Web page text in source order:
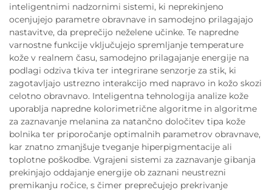
inteligentnimi nadzornimi sistemi, ki neprekinjeno
ocenjujejo parametre obravnave in samodejno prilagajajo
nastavitve, da preprečijo neželene učinke. Te napredne
varnostne funkcije vključujejo spremljanje temperature
kože v realnem času, samodejno prilagajanje energije na
podlagi odziva tkiva ter integrirane senzorje za stik, ki
zagotavljajo ustrezno interakcijo med napravo in kožo skozi
celotno obravnavo. Inteligentna tehnologija analize kože
uporablja napredne kolorimetrične algoritme in algoritme
za zaznavanje melanina za natančno določitev tipa kože
bolnika ter priporočanje optimalnih parametrov obravnave,
kar znatno zmanjšuje tveganje hiperpigmentacije ali
toplotne poškodbe. Vgrajeni sistemi za zaznavanje gibanja
prekinjajo oddajanje energije ob zaznani neustrezni
premikanju ročice, s čimer preprečujejo prekrivanje